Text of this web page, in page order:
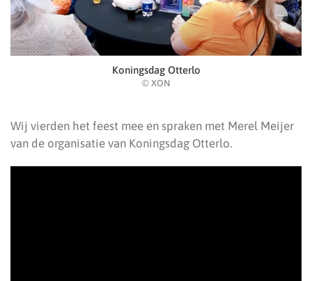
Koningsdag Otterlo
© XON
Wij vierden het feest mee en spraken met Merel Meijer
van de organisatie van Koningsdag Otterlo.